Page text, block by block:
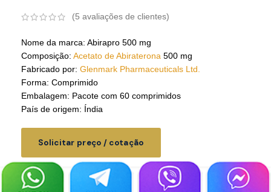
(5 avaliações de clientes)
Nome da marca: Abirapro 500 mg
Composição: Acetato de Abiraterona 500 mg
Fabricado por: Glenmark Pharmaceuticals Ltd.
Forma: Comprimido
Embalagem: Pacote com 60 comprimidos
País de origem: Índia
Solicitar preço / cotação